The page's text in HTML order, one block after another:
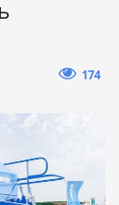
174